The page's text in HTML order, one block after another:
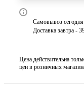
Самовывоз сегодня
Доставка завтра -
Цена действительна
цен в розничных